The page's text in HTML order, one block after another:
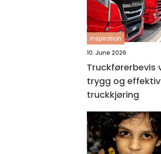
inspiration
10. June 2026
Truckførerbevis veien til
trygg og effektiv
truckkjøring